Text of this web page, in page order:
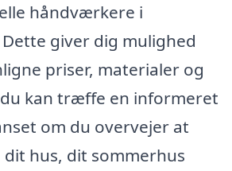
håndværkere i
giver dig mulighed
priser, materialer og
kan træffe en informeret
om du overvejer at
hus, dit sommerhus